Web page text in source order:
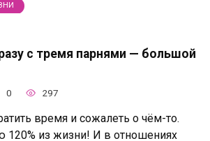
с тремя парнями — большой
0 297
время и сожалеть о чём-то.
из жизни! И в отношениях